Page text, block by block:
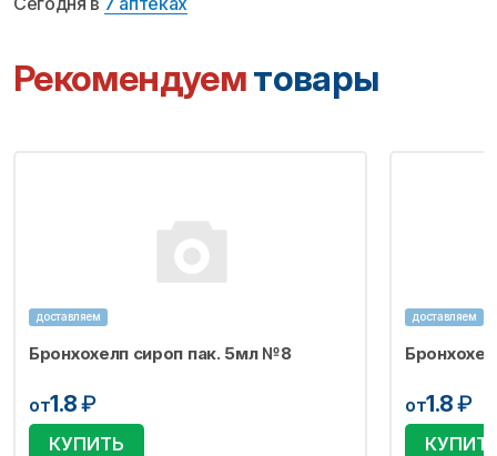
Рекомендуемтовары
доставляем
Бронхохелп сироп пак. 5мл №8
от1.8₽
КУПИТЬ
доставляем
от1.8₽